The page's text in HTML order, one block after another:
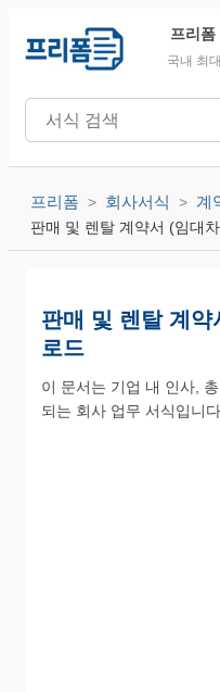
프리폼
국내 최
프리폼 회사서식 계
판매 및 렌탈 계약서 (임대
판매 및 렌탈 계
로드
이 문서는 기업 내 인사,
되는 회사 업무 서식입니다.